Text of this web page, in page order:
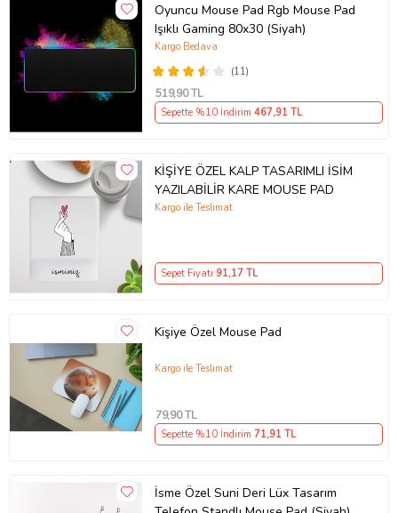
Oyuncu Mouse Pad Rgb Mouse Pad
Işıklı Gaming 80x30 (Siyah)
(11)
Kargo Bedava
519,90 TL
Sepette %10 İndirim 467,91 TL
KİŞİYE ÖZEL KALP TASARIMLI İSİM
YAZILABİLİR KARE MOUSE PAD
Kargo ile Teslimat
Sepet Fiyatı 91,17 TL
Kişiye Özel Mouse Pad
Kargo ile Teslimat
79,90 TL
Sepette %10 İndirim 71,91 TL
İsme Özel Suni Deri Lüx Tasarım